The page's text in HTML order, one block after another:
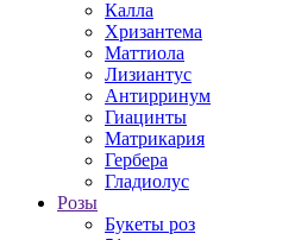
Калла
Хризантема
Маттиола
Лизиантус
Антирринум
Гиацинты
Матрикария
Гербера
Гладиолус
Розы
Букеты роз